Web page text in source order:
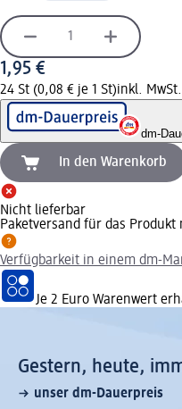
1,95 €
24 St (0,08 € je 1 St)inkl.
dm-
In den Warenkorb
Nicht lieferbar
Paketversand für das Produkt
Verfügbarkeit in einem dm-
Je 2 Euro Warenwert
Gestern, heute,
unser dm-Dauerpreis